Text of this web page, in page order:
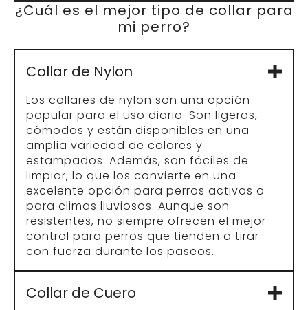
¿Cuál es el mejor tipo de collar para
mi perro?
Collar de Nylon
Los collares de nylon son una opción
popular para el uso diario. Son ligeros,
cómodos y están disponibles en una
amplia variedad de colores y
estampados. Además, son fáciles de
limpiar, lo que los convierte en una
excelente opción para perros activos o
para climas lluviosos. Aunque son
resistentes, no siempre ofrecen el mejor
control para perros que tienden a tirar
con fuerza durante los paseos.
Collar de Cuero